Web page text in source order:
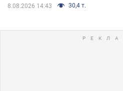
8.08.2026 14:43 30,4 т.